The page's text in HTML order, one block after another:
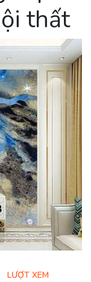
thất
LƯỢT XEM